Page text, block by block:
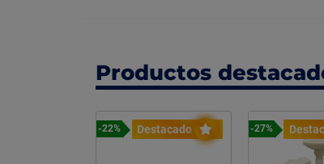
Productos
Destacado
-27% -20%